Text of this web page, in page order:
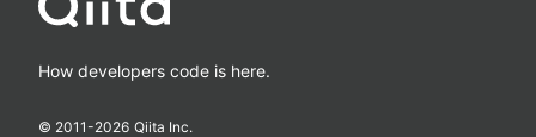
How developers code is here.
© 2011-2026 Qiita Inc.